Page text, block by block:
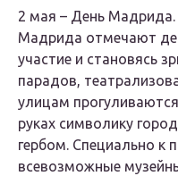
2 мая – День Мадрида.
Мадрида отмечают
участие и становясь
парадов,
улицам
руках символику
гербом. Специально к
всевозможные